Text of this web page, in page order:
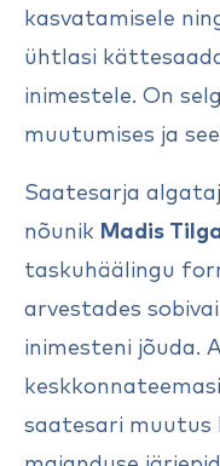
kasvatamisele
ühtlasi
inimestele. On
muutumises ja
Saatesarja
nõunik Madis
taskuhäälingu
arvestades
inimesteni jõuda.
saatesari muutus